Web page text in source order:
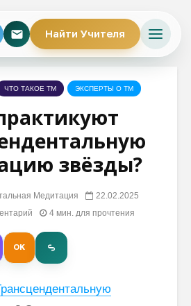
Найти Учителя
ЧТО ТАКОЕ ТМ ЭКСПЕРТЫ О ТМ
звёзды?
Медитация
22.02.2025
4 мин. для прочтения
OK